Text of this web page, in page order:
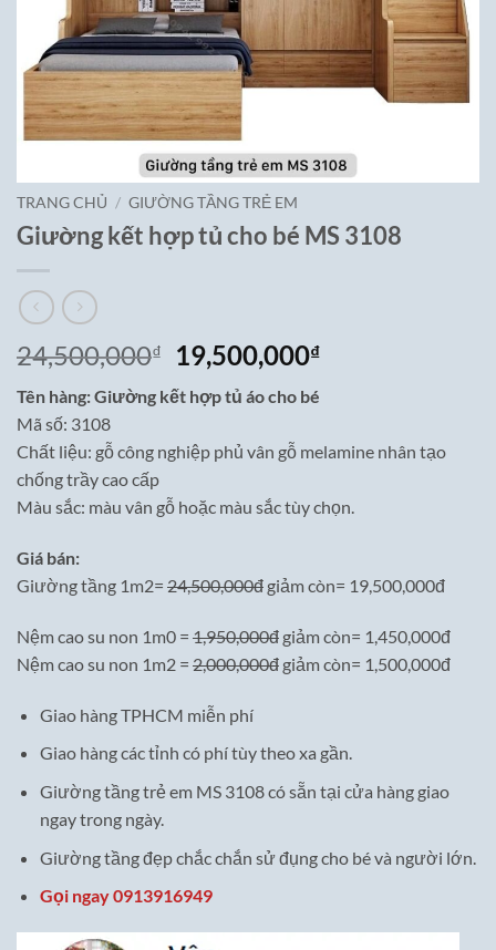
TRANG CHỦ / GIƯỜNG TẦNG TRẺ EM
Giường kết hợp tủ cho bé MS 3108
24,500,000₫
Giá
gốc
là:
24,500,000₫.
19,500,000₫Giá
19,500,000₫.
Tên hàng: Giường kết hợp tủ áo cho bé
Mã số: 3108
Chất liệu: gỗ công nghiệp phủ vân gỗ melamine nhân tạo
chống trầy cao cấp
Màu sắc: màu vân gỗ hoặc màu sắc tùy chọn.
Giá bán:
Giường tầng 1m2= 24,500,000đ giảm còn= 19,500,000đ
Nệm cao su non 1m0 = 1,950,000đ giảm còn= 1,450,000đ
Nệm cao su non 1m2 = 2,000,000đ giảm còn= 1,500,000đ
Giao hàng TPHCM miễn phí
Giao hàng các tỉnh có phí tùy theo xa gần.
Giường tầng trẻ em MS 3108 có sẵn tại cửa hàng giao
ngay trong ngày.
Giường tầng đẹp chắc chắn sử đụng cho bé và người lớn.
Gọi ngay 0913916949